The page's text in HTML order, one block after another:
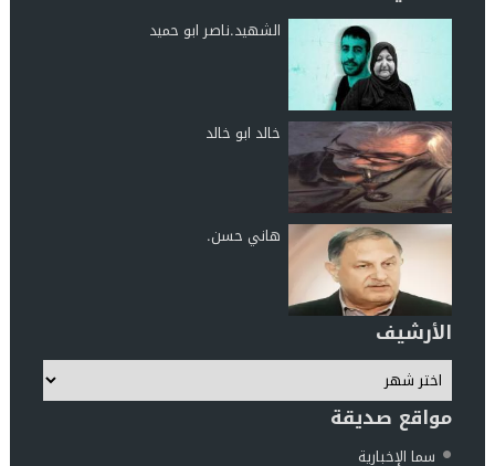
الشهيد.ناصر ابو حميد
خالد ابو خالد
هاني حسن.
الأرشيف
مواقع صديقة
سما الإخبارية